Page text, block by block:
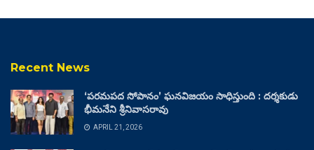
Recent News
‘పరమపద సోపానం’ ఘనవిజయం సాధిస్తుంది : దర్శకుడు
భీమనేని శ్రీనివాసరావు
APRIL 21, 2026